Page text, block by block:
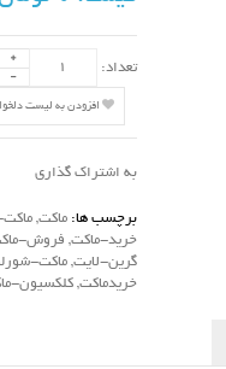
تعداد:
افزودن به لیست
به اشتراک گذاری
برچسب ها: ماکت,
خرید-ماکت, فروش-
گرین-لایت,ماکت-
خریدماکت,کلکسیون-